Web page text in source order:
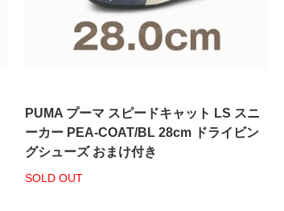
PUMA プーマ スピードキャット LS スニ
ーカー PEA-COAT/BL 28cm ドライビン
グシューズ おまけ付き
SOLD OUT